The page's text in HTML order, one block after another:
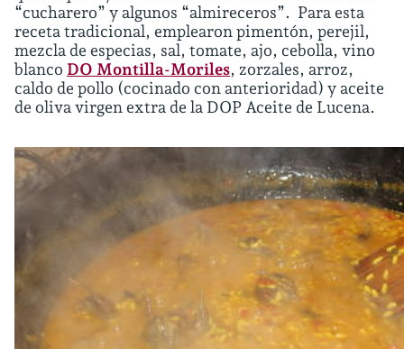
“cucharero” y algunos “almireceros”. Para esta
receta tradicional, emplearon pimentón, perejil,
mezcla de especias, sal, tomate, ajo, cebolla, vino
blanco DO Montilla-Moriles, zorzales, arroz,
caldo de pollo (cocinado con anterioridad) y aceite
de oliva virgen extra de la DOP Aceite de Lucena.